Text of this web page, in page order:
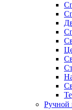
Ручной